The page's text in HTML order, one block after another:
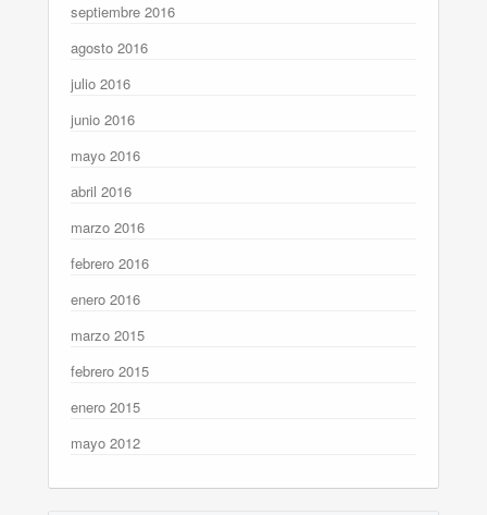
septiembre 2016
agosto 2016
julio 2016
junio 2016
mayo 2016
abril 2016
marzo 2016
febrero 2016
enero 2016
marzo 2015
febrero 2015
enero 2015
mayo 2012